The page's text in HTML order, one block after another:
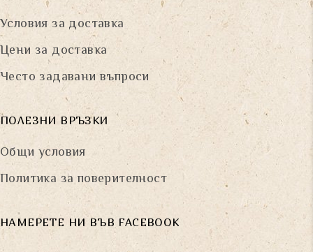
Условия за доставка
Цени за доставка
Често задавани въпроси
ПОЛЕЗНИ ВРЪЗКИ
Общи условия
Политика за поверителност
НАМЕРЕТЕ НИ ВЪВ FACEBOOK